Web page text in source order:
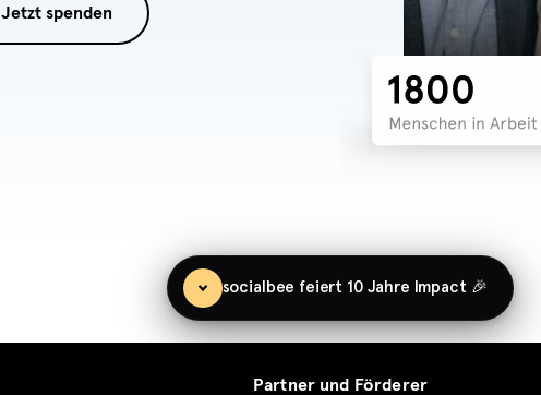
Jetzt spenden
socialbee feiert 10 Jahre Impact 🎉
Ein Jahrzehnt
Partner und Förderer